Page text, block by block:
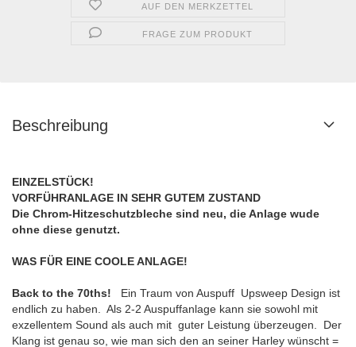
AUF DEN MERKZETTEL
FRAGE ZUM PRODUKT
Beschreibung
EINZELSTÜCK!
VORFÜHRANLAGE IN SEHR GUTEM ZUSTAND
Die Chrom-Hitzeschutzbleche sind neu, die Anlage wude
ohne diese genutzt.
WAS FÜR EINE COOLE ANLAGE!
Back to the 70ths!
Ein Traum von Auspuff Upsweep Design ist
endlich zu haben. Als 2-2 Auspuffanlage kann sie sowohl mit
exzellentem Sound als auch mit guter Leistung überzeugen. Der
Klang ist genau so, wie man sich den an seiner Harley wünscht =